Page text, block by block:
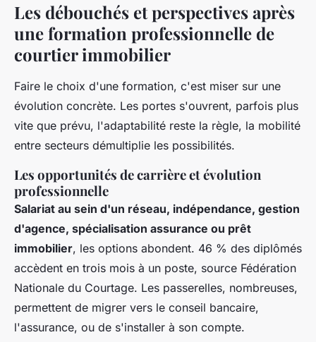
Les débouchés et perspectives après
une formation professionnelle de
courtier immobilier
Faire le choix d'une formation, c'est miser sur une
évolution concrète. Les portes s'ouvrent, parfois plus
vite que prévu, l'adaptabilité reste la règle, la mobilité
entre secteurs démultiplie les possibilités.
Les opportunités de carrière et évolution
professionnelle
Salariat au sein d'un réseau, indépendance, gestion
d'agence, spécialisation assurance ou prêt
immobilier, les options abondent. 46 % des diplômés
accèdent en trois mois à un poste, source Fédération
Nationale du Courtage. Les passerelles, nombreuses,
permettent de migrer vers le conseil bancaire,
l'assurance, ou de s'installer à son compte.